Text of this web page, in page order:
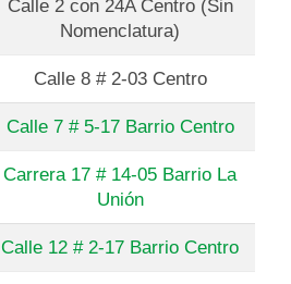
Calle 2 con 24A Centro (Sin
Nomenclatura)
Calle 8 # 2-03 Centro
Calle 7 # 5-17 Barrio Centro
Carrera 17 # 14-05 Barrio La
Unión
Calle 12 # 2-17 Barrio Centro